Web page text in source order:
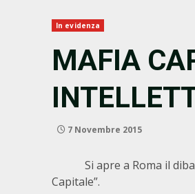
In evidenza
MAFIA
7 Novembre 2015
Si apre a Roma il
Capitale”.